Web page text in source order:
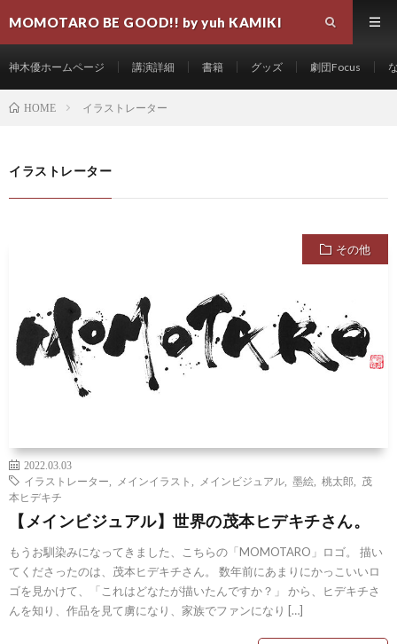
MOMOTARO BE GOOD!! by yuh KAMIKI
神木優ホームページ 講演詳細 書籍 グッズ 劇団Focus
HOME イラストレーター
イラストレーター
その他
2022.03.03
イラストレーター
メインイラスト メインビジュアル 墨絵 桃太郎
茂
本ヒデキチ
【メインビジュアル】世界の茂本ヒデキチさん。
もうお馴染みになってきました、こちらの「MOMOTARO」ロゴ。 描い
てくださったのは、茂本ヒデキチさん。 数年前にあまりにかっこいいロ
ゴを見かけて、「これはどなたが描いたんですか？」 から、ヒデキチさ
んを知り、作品を見て虜になり、家族でファンになり […]